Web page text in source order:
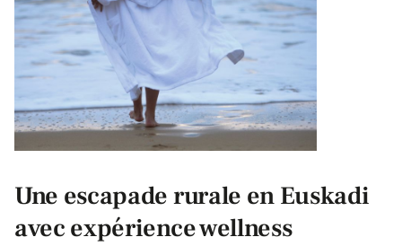
Une escapade rurale en Euskadi
avec expérience wellness